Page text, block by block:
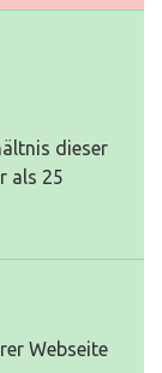
dieser
als 25
Webseite